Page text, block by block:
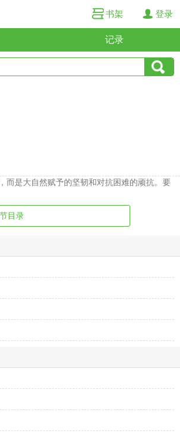
书架 登录
记录
而是大自然赋予的坚韧和对抗困难的顽抗。要
目录